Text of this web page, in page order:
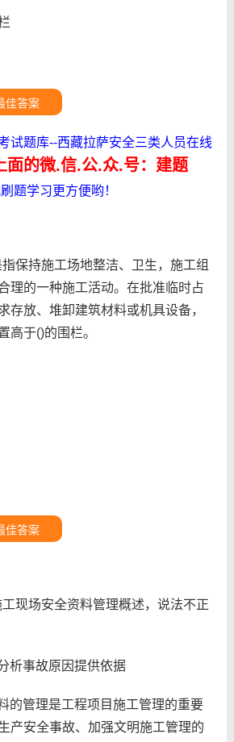
佳答案
试题库--西藏拉萨安全三类人员在线
面的微.信.公.众.号：建题
题学习更方便哟！
保持施工场地整洁、卫生，施工组
理的一种施工活动。在批准临时占
存放、堆卸建筑材料或机具设备，
高于()的围栏。
佳答案
现场安全资料管理概述，说法不正
析事故原因提供依据
的管理是工程项目施工管理的重要
产安全事故、加强文明施工管理的